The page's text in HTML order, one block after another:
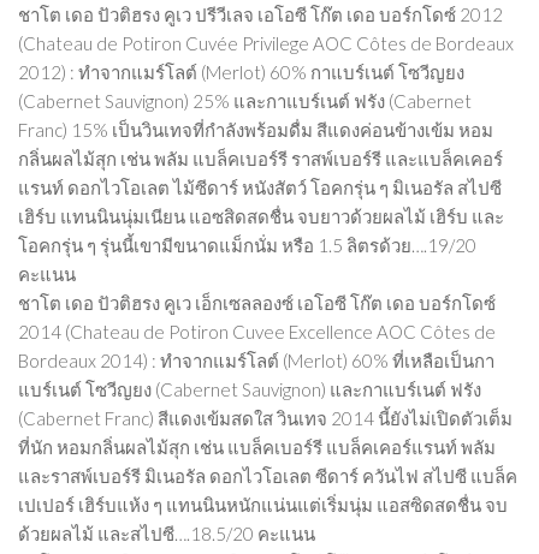
ชาโต เดอ ปัวติฮรง คูเว ปรีวีเลจ เอโอซี โก๊ต เดอ บอร์กโดซ์ 2012
(Chateau de Potiron Cuvée Privilege AOC Côtes de Bordeaux
2012) : ทำจากแมร์โลต์ (Merlot) 60% กาแบร์เนต์ โซวีญยง
(Cabernet Sauvignon) 25% และกาแบร์เนต์ ฟรัง (Cabernet
Franc) 15% เป็นวินเทจที่กำลังพร้อมดื่ม สีแดงค่อนข้างเข้ม หอม
กลิ่นผลไม้สุก เช่น พลัม แบล็คเบอร์รี ราสพ์เบอร์รี และแบล็คเคอร์
แรนท์ ดอกไวโอเลต ไม้ซีดาร์ หนังสัตว์ โอคกรุ่น ๆ มิเนอรัล สไปซี
เฮิร์บ แทนนินนุ่มเนียน แอซสิดสดชื่น จบยาวด้วยผลไม้ เฮิร์บ และ
โอคกรุ่น ๆ รุ่นนี้เขามีขนาดแม็กนั่ม หรือ 1.5 ลิตรด้วย….19/20
คะแนน
ชาโต เดอ ปัวติฮรง คูเว เอ็กเซลลองซ์ เอโอซี โก๊ต เดอ บอร์กโดซ์
2014 (Chateau de Potiron Cuvee Excellence AOC Côtes de
Bordeaux 2014) : ทำจากแมร์โลต์ (Merlot) 60% ที่เหลือเป็นกา
แบร์เนต์ โซวีญยง (Cabernet Sauvignon) และกาแบร์เนต์ ฟรัง
(Cabernet Franc) สีแดงเข้มสดใส วินเทจ 2014 นี้ยังไม่เปิดตัวเต็ม
ที่นัก หอมกลิ่นผลไม้สุก เช่น แบล็คเบอร์รี แบล็คเคอร์แรนท์ พลัม
และราสพ์เบอร์รี มิเนอรัล ดอกไวโอเลต ซีดาร์ ควันไฟ สไปซี แบล็ค
เปเปอร์ เฮิร์บแห้ง ๆ แทนนินหนักแน่นแต่เริ่มนุ่ม แอสซิดสดชื่น จบ
ด้วยผลไม้ และสไปซี….18.5/20 คะแนน